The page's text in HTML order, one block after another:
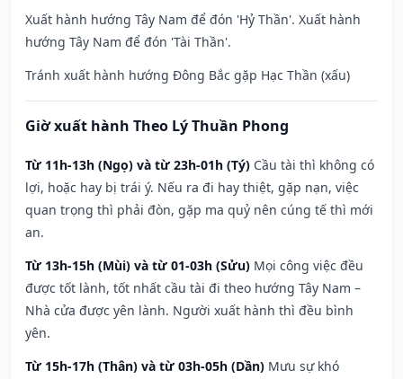
Xuất hành hướng Tây Nam để đón 'Hỷ Thần'. Xuất hành
hướng Tây Nam để đón 'Tài Thần'.
Tránh xuất hành hướng Đông Bắc gặp Hạc Thần (xấu)
Giờ xuất hành Theo Lý Thuần Phong
Từ 11h-13h (Ngọ) và từ 23h-01h (Tý) Cầu tài thì không có
lợi, hoặc hay bị trái ý. Nếu ra đi hay thiệt, gặp nạn, việc
quan trọng thì phải đòn, gặp ma quỷ nên cúng tế thì mới
an.
Từ 13h-15h (Mùi) và từ 01-03h (Sửu) Mọi công việc đều
được tốt lành, tốt nhất cầu tài đi theo hướng Tây Nam –
Nhà cửa được yên lành. Người xuất hành thì đều bình
yên.
Từ 15h-17h (Thân) và từ 03h-05h (Dần) Mưu sự khó